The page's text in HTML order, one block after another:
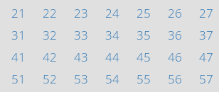
21
22 23 24 25 26 27
31
32 33 34 35 36 37
41
42 43 44 45 46 47
51
52 53 54 55 56 57